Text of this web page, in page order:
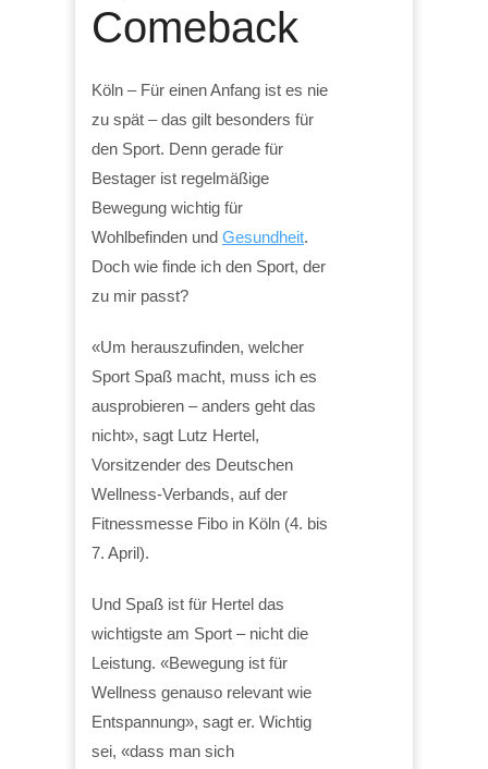
Comeback
Köln – Für einen Anfang ist es nie
zu spät – das gilt besonders für
den Sport. Denn gerade für
Bestager ist regelmäßige
Bewegung wichtig für
Wohlbefinden und Gesundheit.
Doch wie finde ich den Sport, der
zu mir passt?
«Um herauszufinden, welcher
Sport Spaß macht, muss ich es
ausprobieren – anders geht das
nicht», sagt Lutz Hertel,
Vorsitzender des Deutschen
Wellness-Verbands, auf der
Fitnessmesse Fibo in Köln (4. bis
7. April).
Und Spaß ist für Hertel das
wichtigste am Sport – nicht die
Leistung. «Bewegung ist für
Wellness genauso relevant wie
Entspannung», sagt er. Wichtig
sei, «dass man sich